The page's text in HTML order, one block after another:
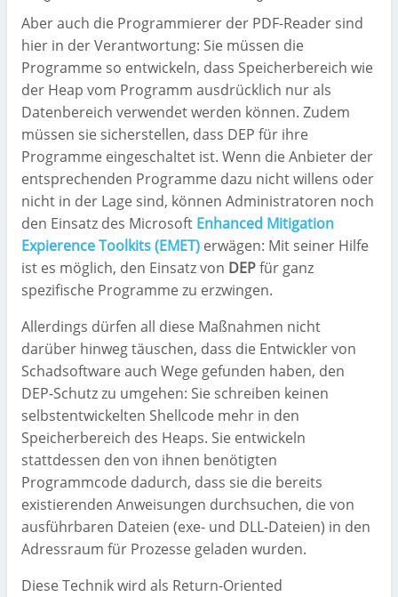
Aber auch die Programmierer der PDF-Reader sind
hier in der Verantwortung: Sie müssen die
Programme so entwickeln, dass Speicherbereich wie
der Heap vom Programm ausdrücklich nur als
Datenbereich verwendet werden können. Zudem
müssen sie sicherstellen, dass DEP für ihre
Programme eingeschaltet ist. Wenn die Anbieter der
entsprechenden Programme dazu nicht willens oder
nicht in der Lage sind, können Administratoren noch
den Einsatz des Microsoft Enhanced Mitigation
Expierence Toolkits (EMET) erwägen: Mit seiner Hilfe
ist es möglich, den Einsatz von DEPfür ganz
spezifische Programme zu erzwingen.
Allerdings dürfen all diese Maßnahmen nicht
darüber hinweg täuschen, dass die Entwickler von
Schadsoftware auch Wege gefunden haben, den
DEP-Schutz zu umgehen: Sie schreiben keinen
selbstentwickelten Shellcode mehr in den
Speicherbereich des Heaps. Sie entwickeln
stattdessen den von ihnen benötigten
Programmcode dadurch, dass sie die bereits
existierenden Anweisungen durchsuchen, die von
ausführbaren Dateien (exe- und DLL-Dateien) in den
Adressraum für Prozesse geladen wurden.
Diese Technik wird als Return-Oriented